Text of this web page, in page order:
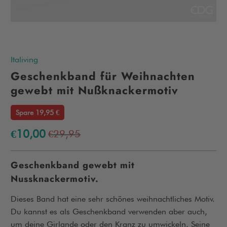
Italiving
Geschenkband für Weihnachten
gewebt mit Nußknackermotiv
Spare 19,95 €
€29,95
€10,00
Geschenkband gewebt mit
Nussknackermotiv.
Dieses Band hat eine sehr schönes weihnachtliches Motiv.
Du kannst es als Geschenkband verwenden aber auch,
um deine Girlande oder den Kranz zu umwickeln. Seine